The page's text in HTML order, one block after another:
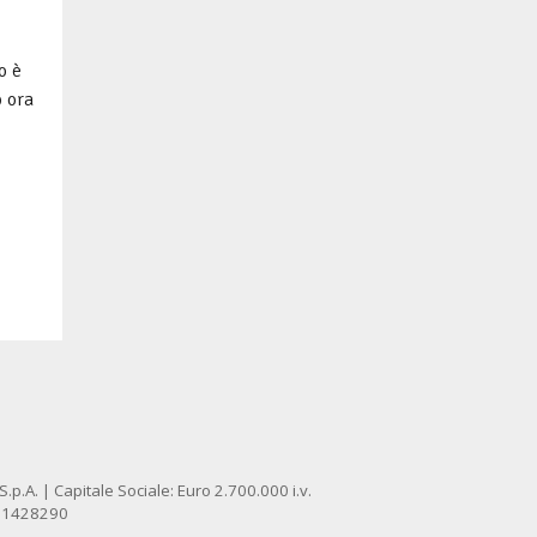
è
ora
| Capitale Sociale: Euro 2.700.000 i.v.